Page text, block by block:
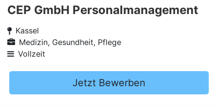
CEP GmbH Personalmanagement
Kassel
Medizin, Gesundheit, Pflege
Vollzeit
Jetzt Bewerben